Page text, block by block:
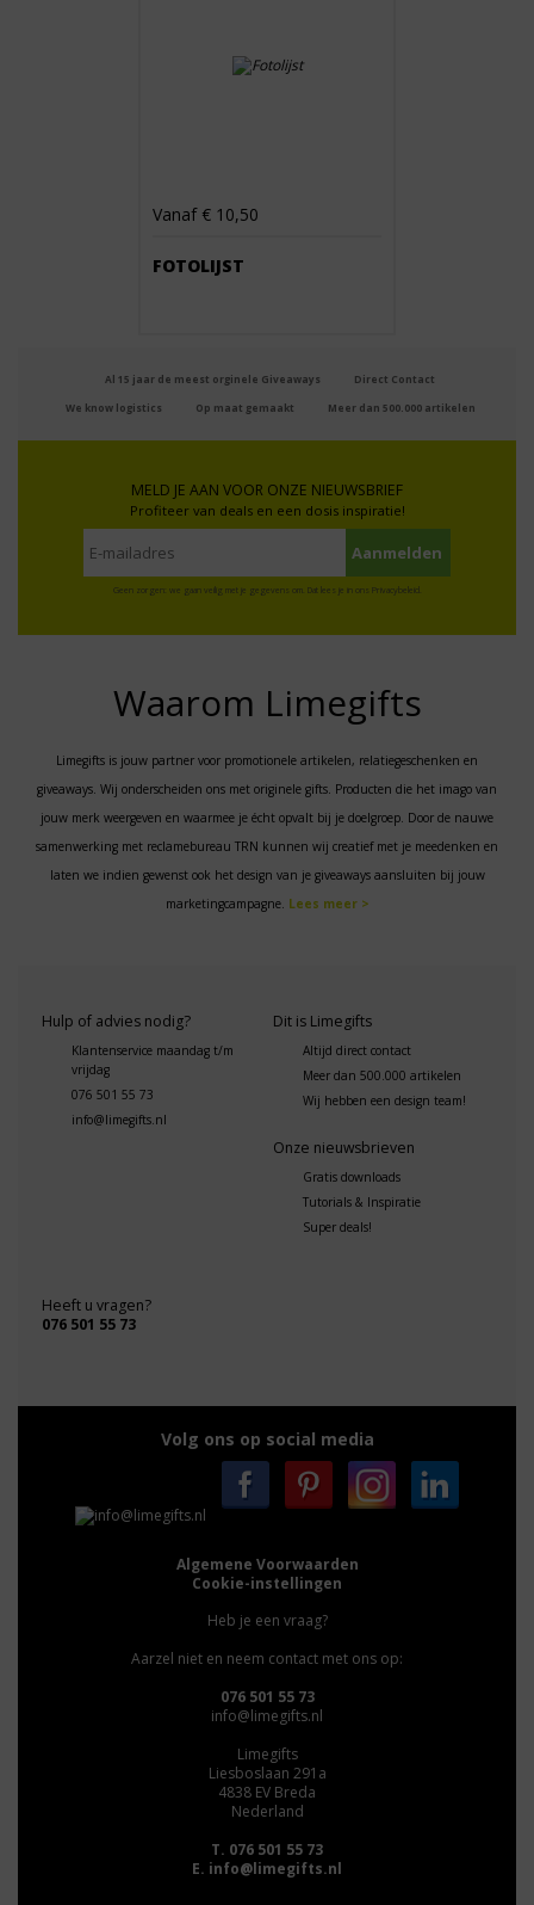
Vanaf € 10,50
FOTOLIJST
Al 15 jaar de meest orginele Giveaways Direct Contact
We know logistics Op maat gemaakt Meer dan 500.000 artikelen
MELD JE AAN VOOR ONZE NIEUWSBRIEF
Profiteer van deals en een dosis inspiratie!
Geen zorgen: we gaan veilig met je gegevens om. Dat lees je in ons Privacybeleid.
Waarom Limegifts
Limegifts is jouw partner voor promotionele artikelen, relatiegeschenken en
giveaways. Wij onderscheiden ons met originele gifts. Producten die het imago van
jouw merk weergeven en waarmee je écht opvalt bij je doelgroep. Door de nauwe
samenwerking met reclamebureau TRN kunnen wij creatief met je meedenken en
laten we indien gewenst ook het design van je giveaways aansluiten bij jouw
marketingcampagne. Lees meer >
Hulp of advies nodig?
Klantenservice maandag t/m
vrijdag
076 501 55 73
info@limegifts.nl
Dit is Limegifts
Altijd direct contact
Meer dan 500.000 artikelen
Wij hebben een design team!
Onze nieuwsbrieven
Gratis downloads
Tutorials & Inspiratie
Super deals!
Heeft u vragen?
076 501 55 73
Volg ons op social media
Algemene Voorwaarden
Cookie-instellingen
Heb je een vraag?
Aarzel niet en neem contact met ons op:
076 501 55 73
info@limegifts.nl
Limegifts
Liesboslaan 291a
4838 EV Breda
Nederland
T. 076 501 55 73
E. info@limegifts.nl